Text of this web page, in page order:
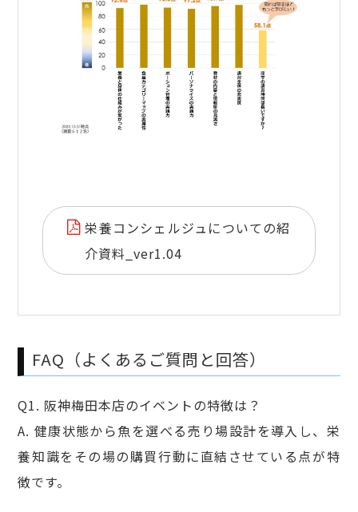
栄養コンシェルジュについての紹
介資料_ver1.04
FAQ（よくあるご質問と回答）
Q1. 阪神梅田本店のイベントの特徴は？
A. 健康状態から魚を選べる売り場設計を導入し、栄
養知識をその場の購買行動に直結させている点が特
徴です。